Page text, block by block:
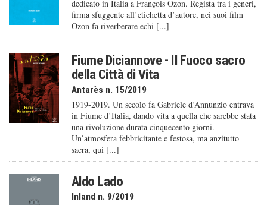
dedicato in Italia a François Ozon. Regista tra i generi,
firma sfuggente all’etichetta d’autore, nei suoi film
Ozon fa riverberare echi [...]
Fiume Diciannove - Il Fuoco sacro
della Città di Vita
Antarès n. 15/2019
1919-2019. Un secolo fa Gabriele d’Annunzio entrava
in Fiume d’Italia, dando vita a quella che sarebbe stata
una rivoluzione durata cinquecento giorni.
Un’atmosfera febbricitante e festosa, ma anzitutto
sacra, qui [...]
Aldo Lado
Inland n. 9/2019